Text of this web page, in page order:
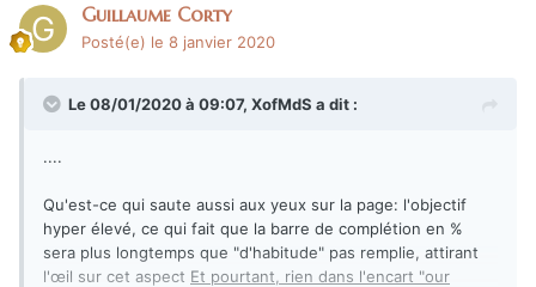
Guillaume Corty
Posté(e) le 8 janvier 2020
Le 08/01/2020 à 09:07, XofMdS a dit :
....
Qu'est-ce qui saute aussi aux yeux sur la page: l'objectif
hyper élevé, ce qui fait que la barre de complétion en %
sera plus longtemps que "d'habitude" pas remplie, attirant
l'œil sur cet aspect Et pourtant, rien dans l'encart "our